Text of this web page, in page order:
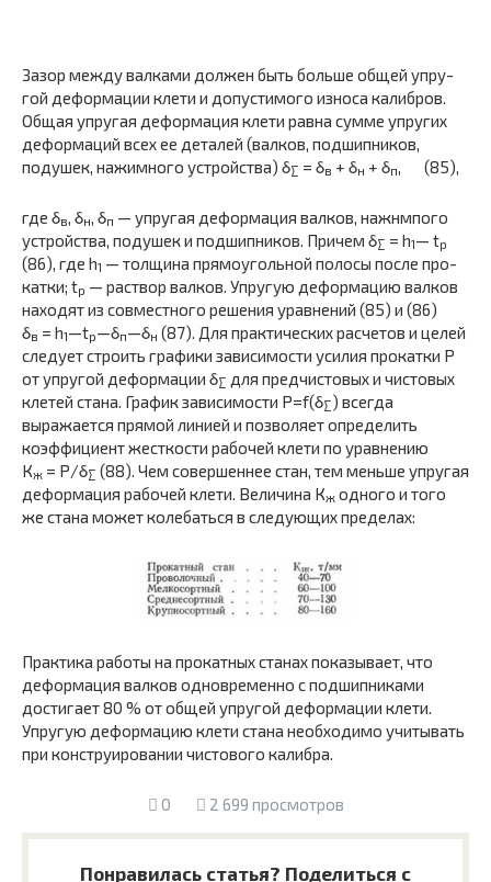
Зазор между валками должен быть больше общей упру­
гой деформации клети и допустимого износа калибров.
Об­щая упругая деформация клети равна сумме упругих
де­формаций всех ее деталей (валков, подшипников,
подушек, нажимного устройства) δ∑ = δв + δн + δп , (85),
где δв , δн , δп — упругая деформация валков, нажнмпого
устройства, подушек и подшипников. Причем δ∑ = h1— tp
(86), где h1 — толщина прямоугольной полосы после про­
катки; tр — раствор валков. Упругую деформацию валков
находят из совместного решения уравнений (85) и (86)
δв = h1—tр—δп—δн (87). Для практических расчетов и целей
следует строить графики зависимости усилия прокатки Р
от упругой дефор­мации δ∑ для предчистовых и чистовых
клетей стана. График зависимости Р=f(δ∑) всегда
выражается прямой линией и позволяет определить
коэффициент жесткости ра­бочей клети по уравнению
Кж = Р/δ∑ (88). Чем совершеннее стан, тем меньше упругая
деформация рабочей клети. Ве­личина Кж одного и того
же стана может колебаться в сле­дующих пределах:
Практика работы на прокатных станах показывает, что
деформация валков одновременно с подшипниками
дости­гает 80 % от общей упругой деформации клети.
Упругую деформацию клети стана необходимо учитывать
при кон­струировании чистового калибра.
0 2 699 просмотров
Понравилась статья? Поделиться с